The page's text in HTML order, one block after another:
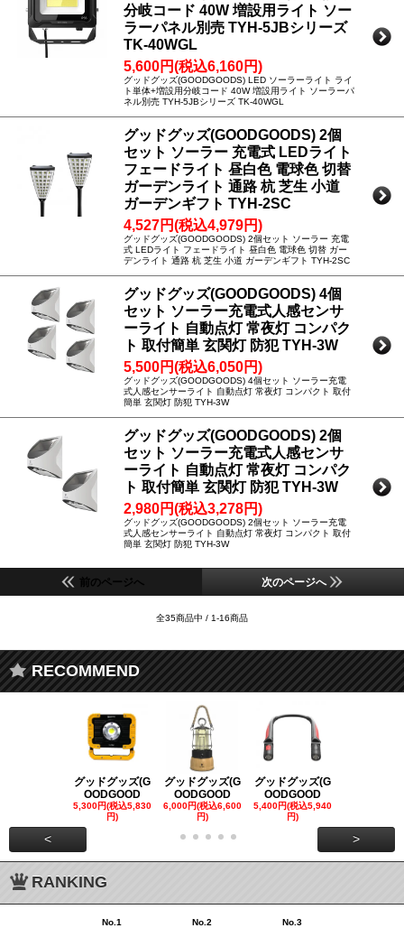
分岐コード 40W 増設用ライト ソー
ラーパネル別売 TYH-5JBシリーズ
TK-40WGL
5,600円(税込6,160円)
グッドグッズ(GOODGOODS) LED ソーラーライト ライ
ト単体+増設用分岐コード 40W 増設用ライト ソーラーパ
ネル別売 TYH-5JBシリーズ TK-40WGL
グッドグッズ(GOODGOODS) 2個
セット ソーラー 充電式 LEDライト
フェードライト 昼白色 電球色 切替
ガーデンライト 通路 杭 芝生 小道
ガーデンギフト TYH-2SC
4,527円(税込4,979円)
グッドグッズ(GOODGOODS) 2個セット ソーラー 充電
式 LEDライト フェードライト 昼白色 電球色 切替 ガー
デンライト 通路 杭 芝生 小道 ガーデンギフト TYH-2SC
グッドグッズ(GOODGOODS) 4個
セット ソーラー充電式人感センサ
ーライト 自動点灯 常夜灯 コンパク
ト 取付簡単 玄関灯 防犯 TYH-3W
5,500円(税込6,050円)
グッドグッズ(GOODGOODS) 4個セット ソーラー充電
式人感センサーライト 自動点灯 常夜灯 コンパクト 取付
簡単 玄関灯 防犯 TYH-3W
グッドグッズ(GOODGOODS) 2個
セット ソーラー充電式人感センサ
ーライト 自動点灯 常夜灯 コンパク
ト 取付簡単 玄関灯 防犯 TYH-3W
2,980円(税込3,278円)
グッドグッズ(GOODGOODS) 2個セット ソーラー充電
式人感センサーライト 自動点灯 常夜灯 コンパクト 取付
簡単 玄関灯 防犯 TYH-3W
前のページへ 次のページへ
全35商品中 / 1-16商品
RECOMMEND
グッドグッズ(G
OODGOOD
5,300円(税込5,830
円)
グッドグッズ(G
OODGOOD
6,000円(税込6,600
円)
グッドグッズ(G
OODGOOD
5,400円(税込5,940
円)
< >
RANKING
No.1 No.2 No.3